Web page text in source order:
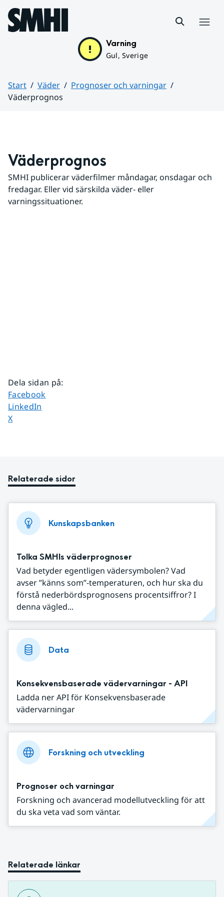
Hoppa till sidans innehåll
Varning
Gul, Sverige
Start Väder
Prognoser och varningar
Väderprognos
Väderprognos
SMHI publicerar väderfilmer måndagar, onsdagar och
fredagar. Eller vid särskilda väder- eller
varningssituationer.
Dela sidan på:
Dela sidan på
Facebook
Dela sidan på
LinkedIn
Dela sidan på
X
Relaterade sidor
Kunskapsbanken
Tolka SMHIs väderprognoser
Vad betyder egentligen vädersymbolen? Vad
avser ”känns som”-temperaturen, och hur ska du
förstå nederbördsprognosens procentsiffror? I
denna vägled...
Data
Konsekvensbaserade vädervarningar - API
Ladda ner API för Konsekvensbaserade
vädervarningar
Forskning och utveckling
Prognoser och varningar
Forskning och avancerad modellutveckling för att
du ska veta vad som väntar.
Relaterade länkar